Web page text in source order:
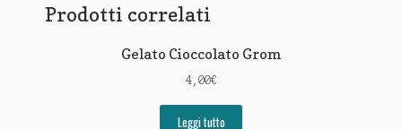
Prodotti correlati
Gelato Cioccolato Grom
4,00€
Leggi tutto